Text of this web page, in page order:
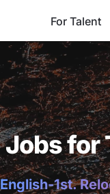
For Talent
Jobs for
English-1st.